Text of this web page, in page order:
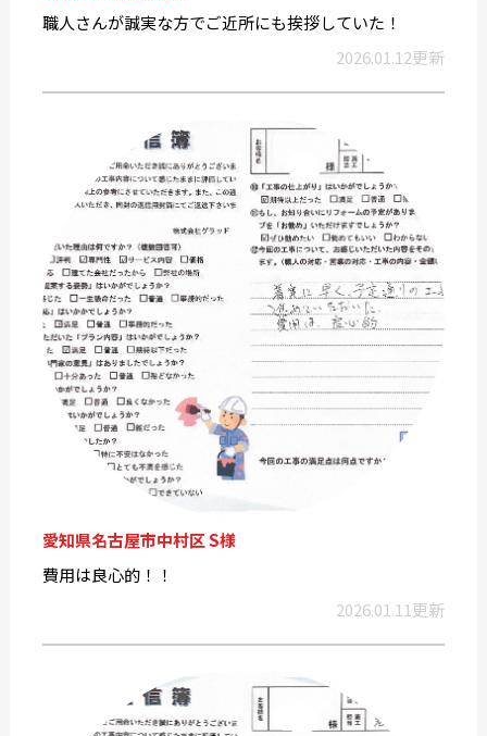
職人さんが誠実な方でご近所にも挨拶していた！
2026.01.12更新
愛知県名古屋市中村区 S様
費用は良心的！！
2026.01.11更新